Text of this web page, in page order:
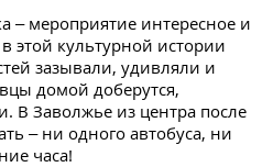
– мероприятие интересное и
этой культурной истории
зазывали, удивляли и
домой доберутся,
В Заволжье из центра после
– ни одного автобуса, ни
часа!